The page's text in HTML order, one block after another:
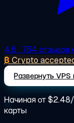
4.6 · 764
₿ Crypto
Развернуть
Начиная от
карты